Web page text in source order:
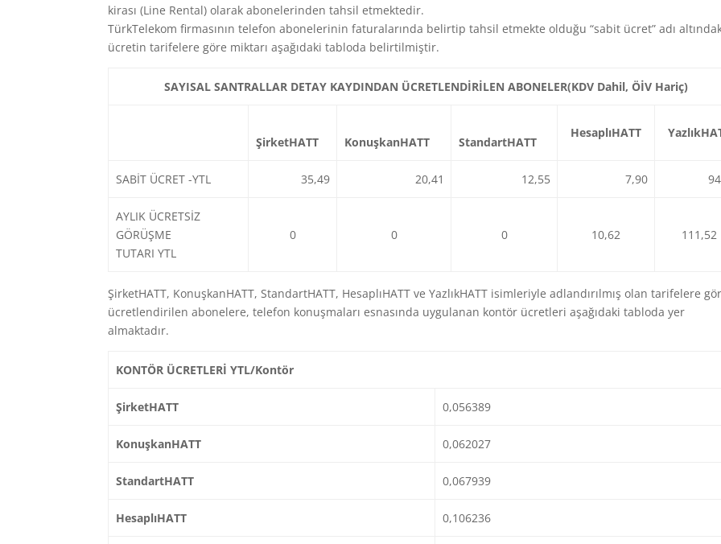
kirası (Line Rental) olarak abonelerinden tahsil etmektedir.
TürkTelekom firmasının telefon abonelerinin faturalarında belirtip tahsil etmekte olduğu “sabit ücret” adı
ücretin tarifelere göre miktarı aşağıdaki tabloda belirtilmiştir.
SAYISAL SANTRALLAR DETAY KAYDINDAN ÜCRETLENDİRİLEN ABONELER(KDV Dahil, ÖİV Hariç)
ŞirketHATT KonuşkanHATT StandartHATT
HesaplıHATT
SABİT ÜCRET -YTL 35,49 20,41 12,55 7,90
AYLIK ÜCRETSİZ
GÖRÜŞME
TUTARI YTL
0 0 0 10,62 111,52
ŞirketHATT, KonuşkanHATT, StandartHATT, HesaplıHATT ve YazlıkHATT isimleriyle adlandırılmış olan tarifelere
ücretlendirilen abonelere, telefon konuşmaları esnasında uygulanan kontör ücretleri aşağıdaki tabloda yer
almaktadır.
KONTÖR ÜCRETLERİ YTL/Kontör
ŞirketHATT 0,056389
KonuşkanHATT 0,062027
StandartHATT 0,067939
HesaplıHATT 0,106236